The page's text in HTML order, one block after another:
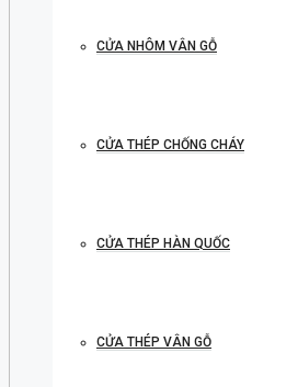
CỬA NHÔM VÂN GỖ
CỬA THÉP CHỐNG CHÁY
CỬA THÉP HÀN QUỐC
CỬA THÉP VÂN GỖ